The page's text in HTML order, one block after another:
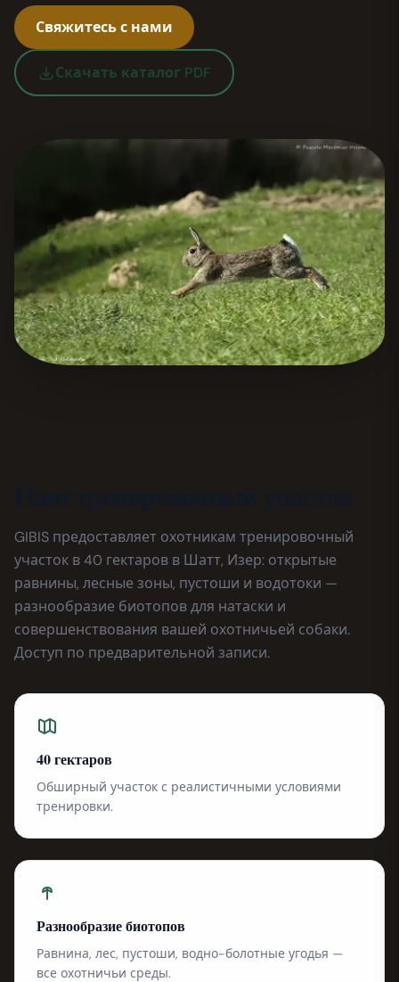
Свяжитесь с нами
Скачать каталог PDF
GIBIS предоставляет охотникам тренировочный
участок в 40 гектаров в Шатт, Изер: открытые
равнины, лесные зоны, пустоши и водотоки —
разнообразие биотопов для натаски и
совершенствования вашей охотничьей собаки.
Доступ по предварительной записи.
40 гектаров
Обширный участок с реалистичными условиями
тренировки.
Разнообразие биотопов
Равнина, лес, пустоши, водно-болотные угодья —
все охотничьи среды.